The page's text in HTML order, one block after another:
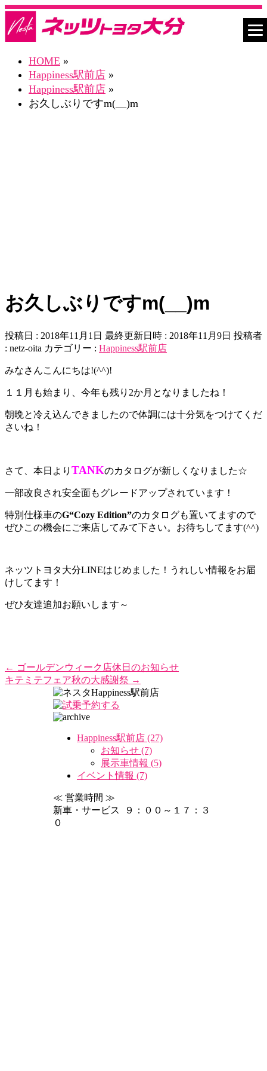
HOME »
Happiness駅前店 »
Happiness駅前店 »
お久しぶりですm(__)m
お久しぶりですm(__)m
投稿日 : 2018年11月1日 最終更新日時 : 2018年11月9日 投稿者
: netz-oita カテゴリー : Happiness駅前店
みなさんこんにちは!(^^)!
１１月も始まり、今年も残り2か月となりましたね！
朝晩と冷え込んできましたので体調には十分気をつけてくだ
さいね！
さて、本日より TANKのカタログが新しくなりました☆
一部改良され安全面もグレードアップされています！
特別仕様車のG“Cozy Edition”のカタログも置いてますので
ぜひこの機会にご来店してみて下さい。お待ちしてます(^^)
ネッツトヨタ大分LINEはじめました！うれしい情報をお届
けしてます！
ぜひ友達追加お願いします～
← ゴールデンウィーク店休日のお知らせ
キテミテフェア秋の大感謝祭 →
Happiness駅前店 (27)
お知らせ (7)
展示車情報 (5)
イベント情報 (7)
≪ 営業時間 ≫
新車・サービス ９：００～１７：３
０